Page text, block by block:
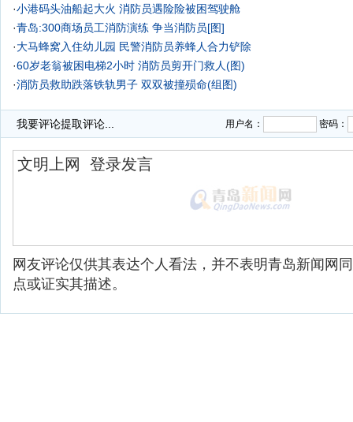
·小港码头油船起大火 消防员遇险险被困驾驶舱
·青岛:300商场员工消防演练 争当消防员[图]
·大马蜂窝入住幼儿园 民警消防员养蜂人合力铲除
·60岁老翁被困电梯2小时 消防员剪开门救人(图)
·消防员救助跌落铁轨男子 双双被撞殒命(组图)
我要评论提取评论... 用户名： 密码：
网友评论仅供其表达个人看法，并不表明青岛新闻网
点或证实其描述。